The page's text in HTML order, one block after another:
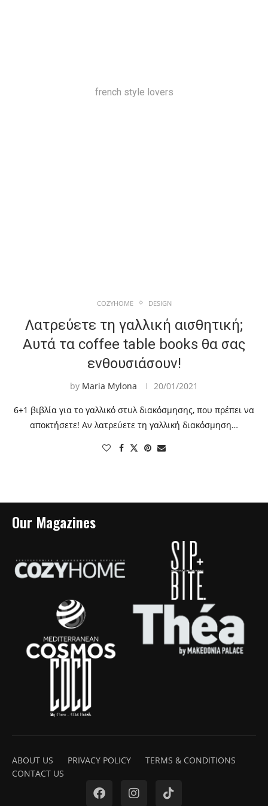
french style lovers
COZYHOME DESIGN
Λατρεύετε τη γαλλική αισθητική;
Αυτά τα coffee table books θα σας
ενθουσιάσουν!
by Maria Mylona 20/01/2021
6+1 βιβλία για το γαλλικό στυλ διακόσμησης, που πρέπει να
αποκτήσετε! Αν λατρεύετε τη γαλλική διακόσμηση…
Our Magazines
ABOUT US PRIVACY POLICY
TERMS & CONDITIONS
CONTACT US